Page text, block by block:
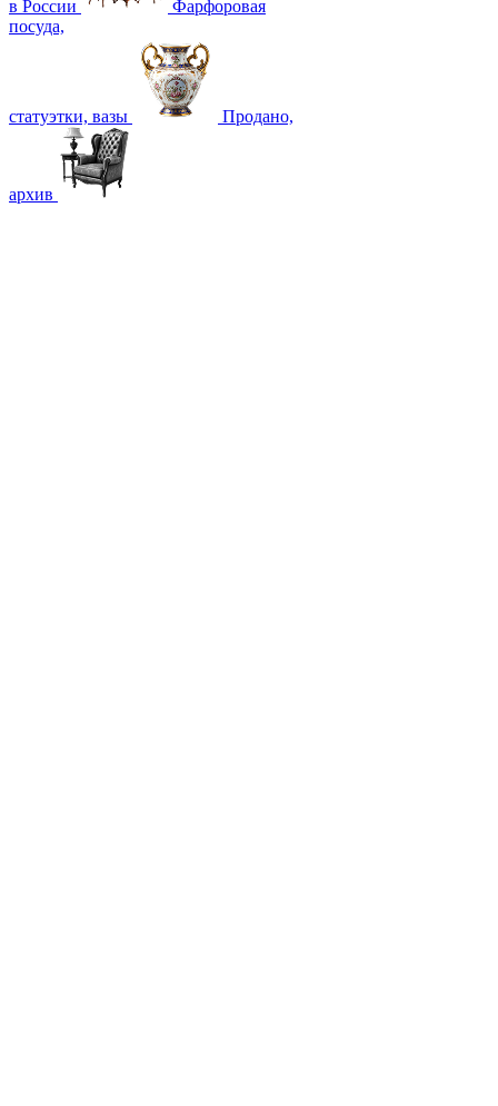
в России
Фарфоровая
посуда,
статуэтки, вазы Продано,
архив